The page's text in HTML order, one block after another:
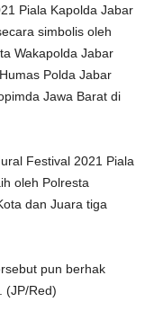
Piala Kapolda Jabar
simbolis oleh
Wakapolda Jabar
Polda Jabar
Jawa Barat di
Festival 2021 Piala
oleh Polresta
dan Juara tiga
pun berhak
(JP/Red)